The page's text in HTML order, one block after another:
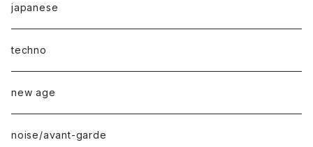
japanese
techno
new age
noise/avant-garde